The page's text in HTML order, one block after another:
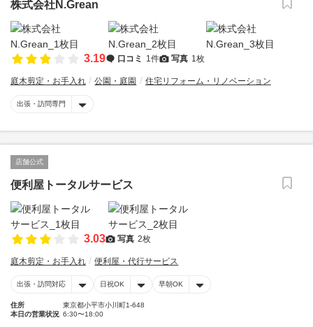
株式会社N.Grean
3.19 口コミ 1件 写真 1枚
庭木剪定・お手入れ 公園・庭園 住宅リフォーム・リノベーション
出張・訪問専門
店舗公式
便利屋トータルサービス
3.03 写真 2枚
庭木剪定・お手入れ 便利屋・代行サービス
出張・訪問対応 日祝OK 早朝OK
住所
東京都小平市小川町1-648
本日の営業状況 6:30〜18:00